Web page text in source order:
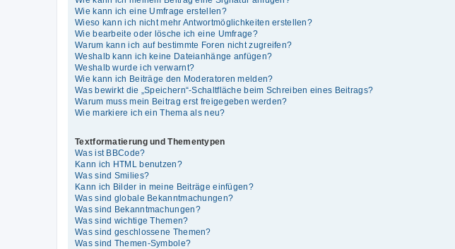
Wie kann ich eine Umfrage erstellen?
Wieso kann ich nicht mehr Antwortmöglichkeiten erstellen?
Wie bearbeite oder lösche ich eine Umfrage?
Warum kann ich auf bestimmte Foren nicht zugreifen?
Weshalb kann ich keine Dateianhänge anfügen?
Weshalb wurde ich verwarnt?
Wie kann ich Beiträge den Moderatoren melden?
Was bewirkt die „Speichern“-Schaltfläche beim Schreiben eines Beitrags?
Warum muss mein Beitrag erst freigegeben werden?
Wie markiere ich ein Thema als neu?
Textformatierung und Thementypen
Was ist BBCode?
Kann ich HTML benutzen?
Was sind Smilies?
Kann ich Bilder in meine Beiträge einfügen?
Was sind globale Bekanntmachungen?
Was sind Bekanntmachungen?
Was sind wichtige Themen?
Was sind geschlossene Themen?
Was sind Themen-Symbole?